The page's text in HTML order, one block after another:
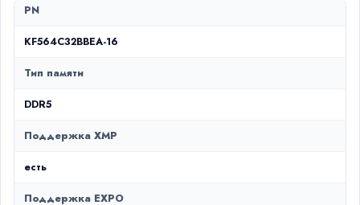
PN
KF564C32BBEA-16
Тип памяти
DDR5
Поддержка XMP
есть
Поддержка EXPO